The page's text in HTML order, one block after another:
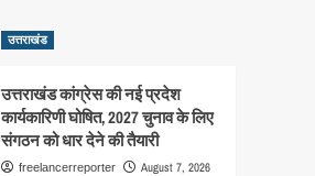
उत्तराखंड
उत्तराखंड कांग्रेस की नई प्रदेश
कार्यकारिणी घोषित, 2027 चुनाव के लिए
संगठन को धार देने की तैयारी
freelancerreporter August 7, 2026